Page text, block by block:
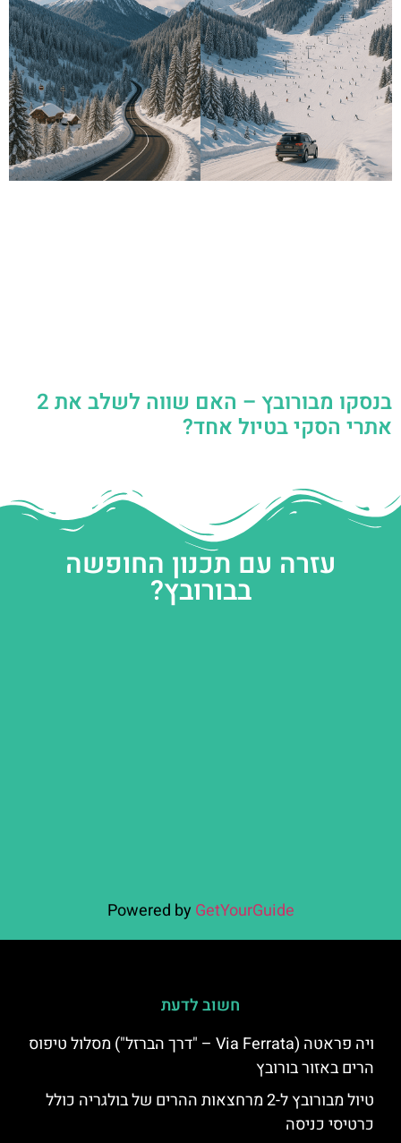
בנסקו מבורובץ – האם שווה לשלב את 2
אתרי הסקי בטיול אחד?
עזרה עם תכנון החופשה
בבורובץ?
Powered by GetYourGuide
חשוב לדעת
ויה פראטה (Via Ferrata – "דרך הברזל") מסלול טיפוס
הרים באזור בורובץ
טיול מבורובץ ל-2 מרחצאות ההרים של בולגריה כולל
כרטיסי כניסה